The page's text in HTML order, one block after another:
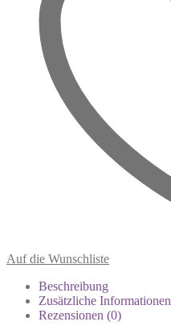
Auf die Wunschliste
Beschreibung
Zusätzliche Informationen
Rezensionen (0)